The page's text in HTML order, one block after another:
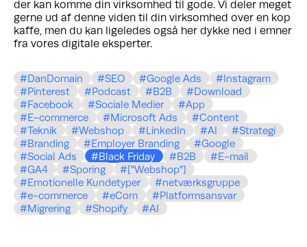
der kan komme din virksomhed til gode. Vi deler meget
gerne ud af denne viden til din virksomhed over en kop
kaffe, men du kan ligeledes også her dykke ned i emner
fra vores digitale eksperter.
DanDomain SEO Google Ads
Instagram
Pinterest
Podcast B2B
Download
Facebook
Sociale Medier
App
E-commerce
Microsoft Ads
Content
Teknik
Webshop LinkedIn AI
Strategi
Branding
Employer Branding
Google
Social Ads
Black Friday B2B
E-mail
GA4
Sporing
["Webshop"]
Emotionelle Kundetyper
netværksgruppe
e-commerce
eCom
Platformsansvar
Migrering
Shopify AI